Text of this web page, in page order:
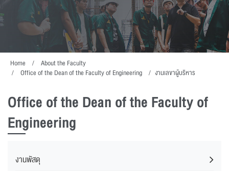
Home
About the Faculty
Office of the Dean of the Faculty of Engineering
งานเลขาผู้บริหาร
Office of the Dean of the Faculty of
Engineering
งานพัสดุ